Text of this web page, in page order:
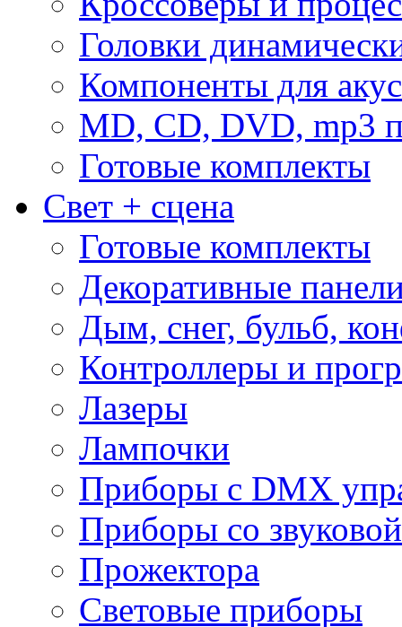
Головки
Компоненты для
MD, CD, DVD, mp3
Готовые комплекты
Свет + сцена
Готовые комплекты
Декоративные
Дым, снег, бульб,
Контроллеры и
Лазеры
Лампочки
Приборы с DMX
Приборы со
Прожектора
Световые приборы